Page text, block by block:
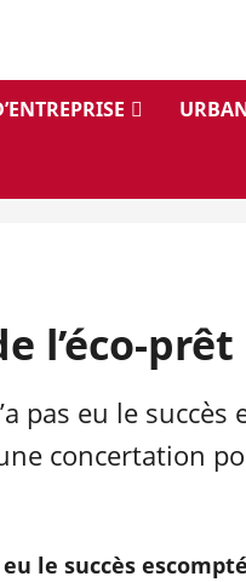
l’éco-
pas eu le succès
concertation
le succès